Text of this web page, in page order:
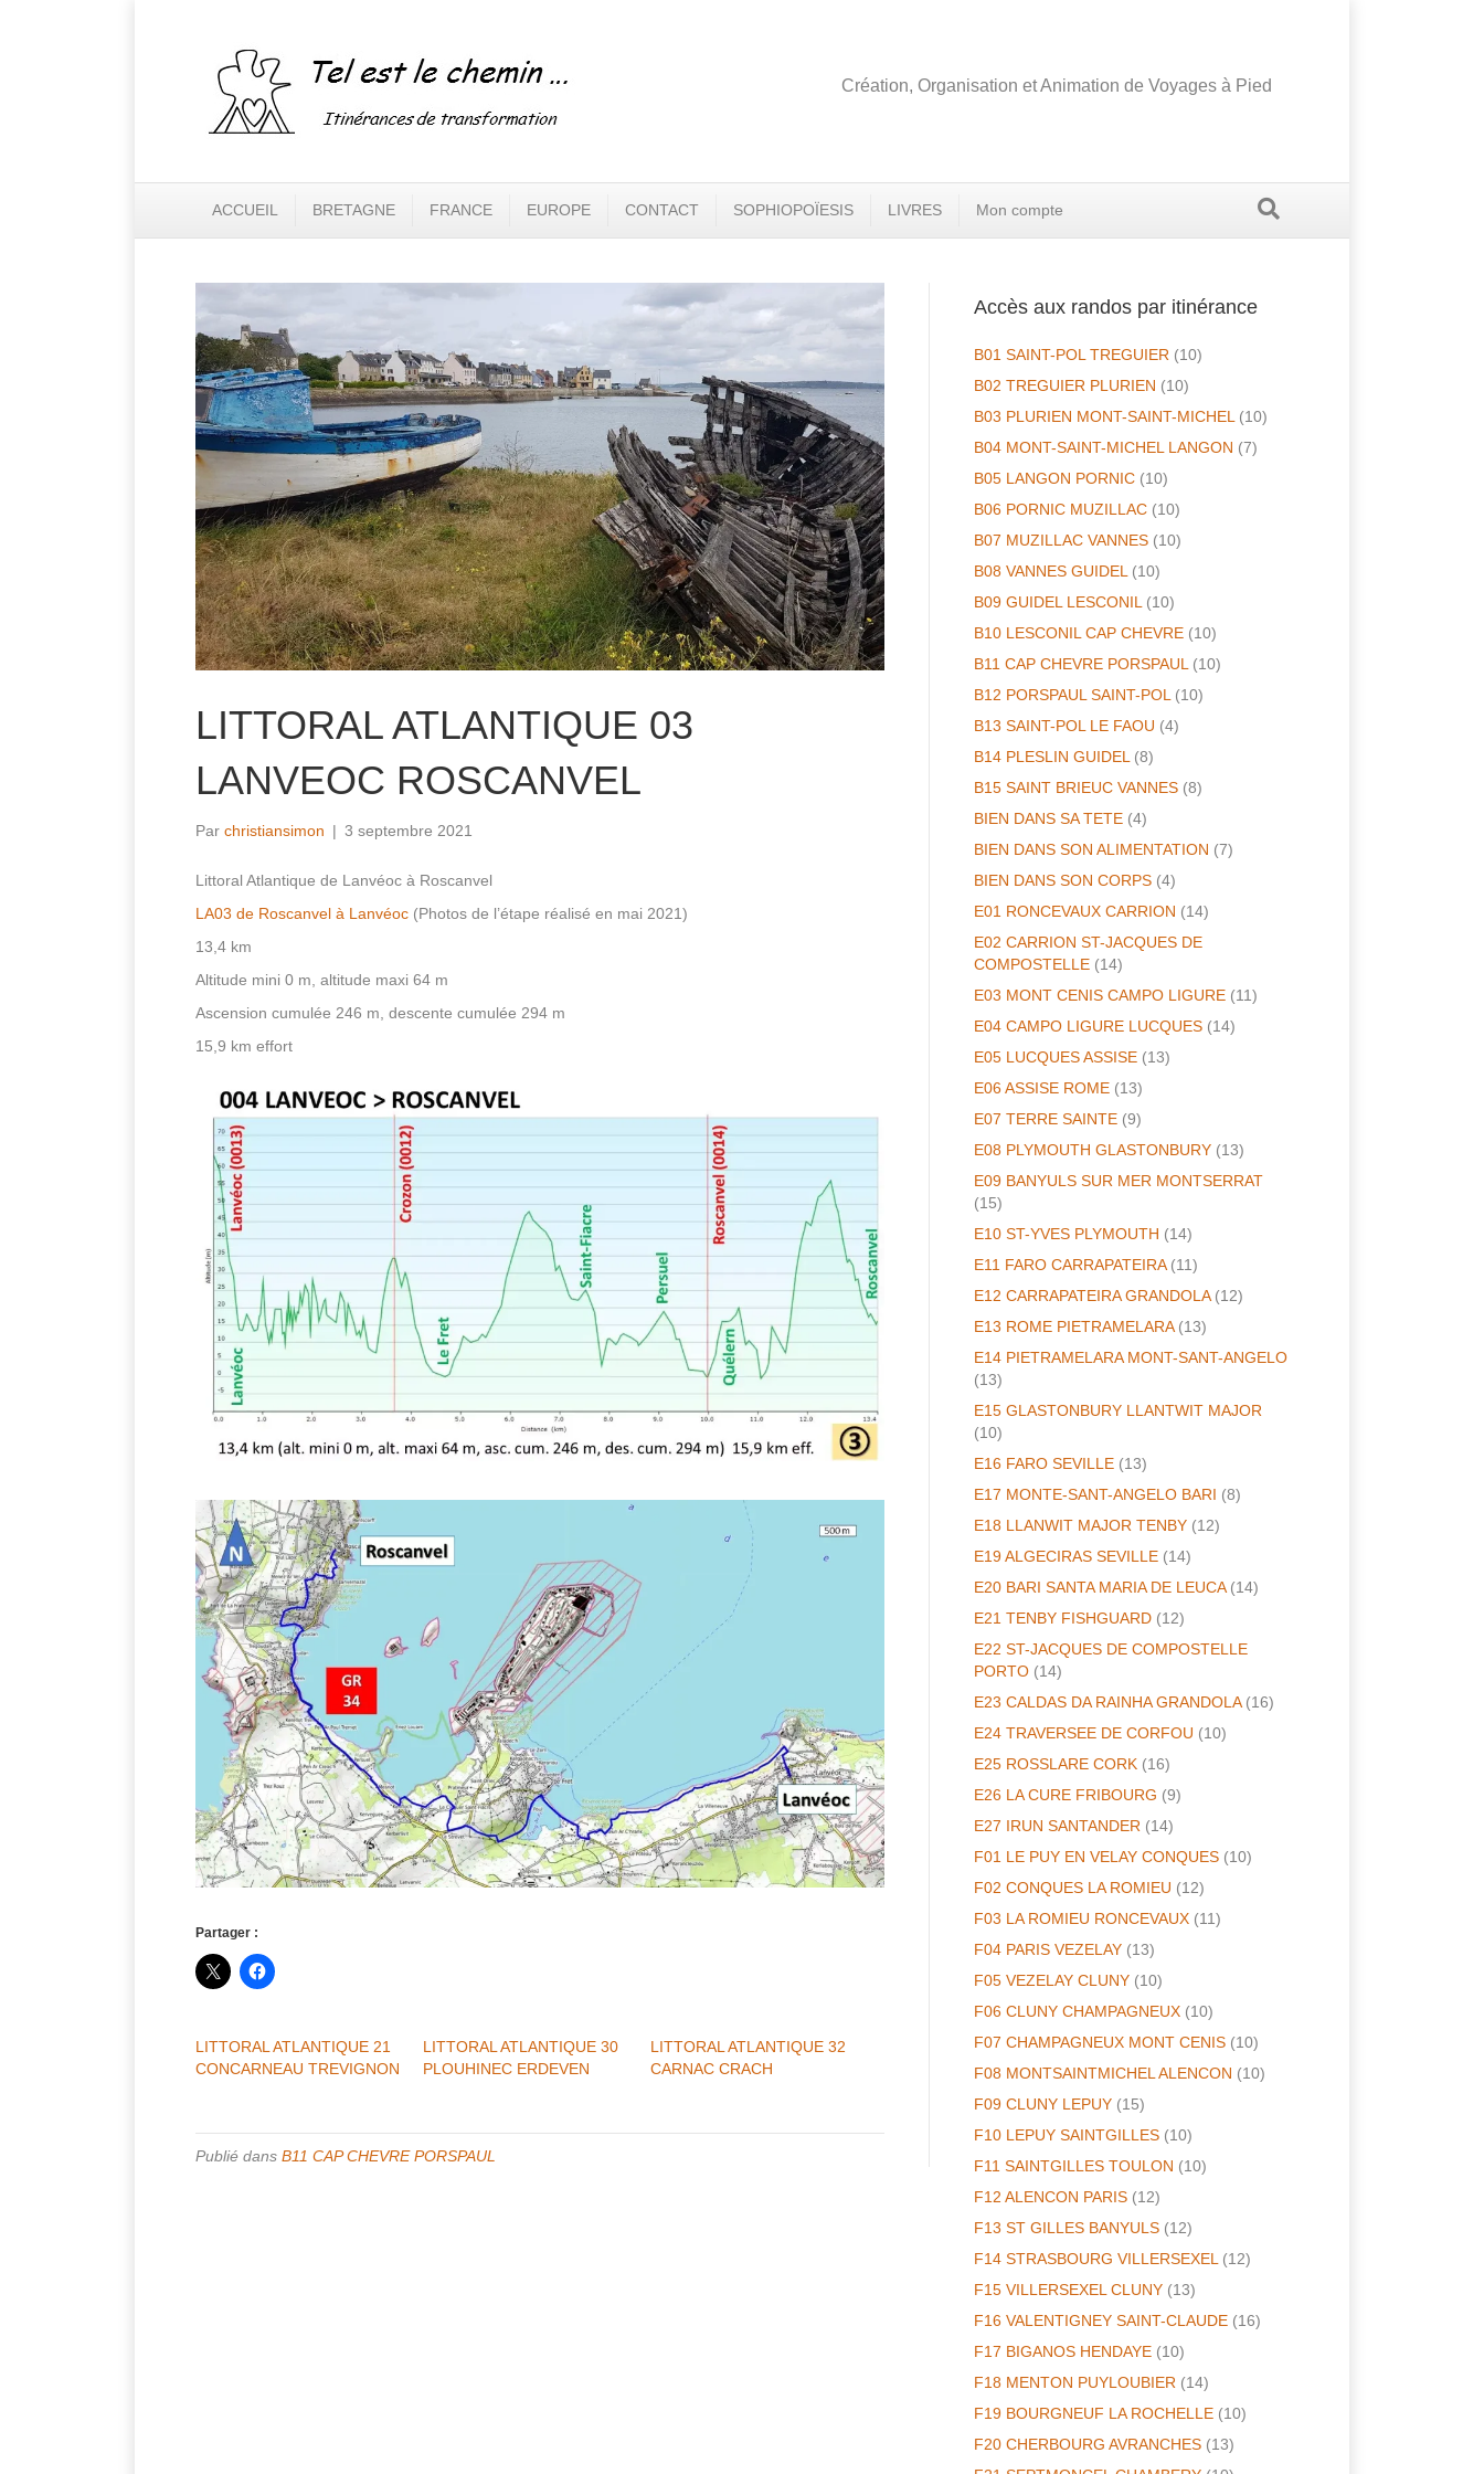
Création, Organisation et Animation de Voyages à Pied
ACCUEIL BRETAGNE FRANCE EUROPE CONTACT SOPHIOPOÏESIS LIVRES Mon compte
LITTORAL ATLANTIQUE 03
LANVEOC ROSCANVEL
Par christiansimon | 3 septembre 2021
Littoral Atlantique de Lanvéoc à Roscanvel
LA03 de Roscanvel à Lanvéoc (Photos de l’étape réalisé en mai 2021)
13,4 km
Altitude mini 0 m, altitude maxi 64 m
Ascension cumulée 246 m, descente cumulée 294 m
15,9 km effort
Partager :
LITTORAL ATLANTIQUE 21
CONCARNEAU TREVIGNON
LITTORAL ATLANTIQUE 30
PLOUHINEC ERDEVEN
LITTORAL ATLANTIQUE 32
CARNAC CRACH
Publié dans B11 CAP CHEVRE PORSPAUL
Accès aux randos par itinérance
B01 SAINT-POL TREGUIER (10)
B02 TREGUIER PLURIEN (10)
B03 PLURIEN MONT-SAINT-MICHEL (10)
B04 MONT-SAINT-MICHEL LANGON (7)
B05 LANGON PORNIC (10)
B06 PORNIC MUZILLAC (10)
B07 MUZILLAC VANNES (10)
B08 VANNES GUIDEL (10)
B09 GUIDEL LESCONIL (10)
B10 LESCONIL CAP CHEVRE (10)
B11 CAP CHEVRE PORSPAUL (10)
B12 PORSPAUL SAINT-POL (10)
B13 SAINT-POL LE FAOU (4)
B14 PLESLIN GUIDEL (8)
B15 SAINT BRIEUC VANNES (8)
BIEN DANS SA TETE (4)
BIEN DANS SON ALIMENTATION (7)
BIEN DANS SON CORPS (4)
E01 RONCEVAUX CARRION (14)
E02 CARRION ST-JACQUES DE
COMPOSTELLE (14)
E03 MONT CENIS CAMPO LIGURE (11)
E04 CAMPO LIGURE LUCQUES (14)
E05 LUCQUES ASSISE (13)
E06 ASSISE ROME (13)
E07 TERRE SAINTE (9)
E08 PLYMOUTH GLASTONBURY (13)
E09 BANYULS SUR MER MONTSERRAT
(15)
E10 ST-YVES PLYMOUTH (14)
E11 FARO CARRAPATEIRA(11)
E12 CARRAPATEIRA GRANDOLA(12)
E13 ROME PIETRAMELARA(13)
E14 PIETRAMELARA MONT-SANT-ANGELO
(13)
E15 GLASTONBURY LLANTWIT MAJOR
(10)
E16 FARO SEVILLE (13)
E17 MONTE-SANT-ANGELO BARI (8)
E18 LLANWIT MAJOR TENBY (12)
E19 ALGECIRAS SEVILLE (14)
E20 BARI SANTA MARIA DE LEUCA(14)
E21 TENBY FISHGUARD (12)
E22 ST-JACQUES DE COMPOSTELLE
PORTO (14)
E23 CALDAS DA RAINHA GRANDOLA(16)
E24 TRAVERSEE DE CORFOU (10)
E25 ROSSLARE CORK (16)
E26 LA CURE FRIBOURG (9)
E27 IRUN SANTANDER (14)
F01 LE PUY EN VELAY CONQUES (10)
F02 CONQUES LA ROMIEU (12)
F03 LA ROMIEU RONCEVAUX (11)
F04 PARIS VEZELAY (13)
F05 VEZELAY CLUNY (10)
F06 CLUNY CHAMPAGNEUX (10)
F07 CHAMPAGNEUX MONT CENIS (10)
F08 MONTSAINTMICHEL ALENCON (10)
F09 CLUNY LEPUY (15)
F10 LEPUY SAINTGILLES (10)
F11 SAINTGILLES TOULON (10)
F12 ALENCON PARIS (12)
F13 ST GILLES BANYULS (12)
F14 STRASBOURG VILLERSEXEL (12)
F15 VILLERSEXEL CLUNY (13)
F16 VALENTIGNEY SAINT-CLAUDE (16)
F17 BIGANOS HENDAYE (10)
F18 MENTON PUYLOUBIER (14)
F19 BOURGNEUF LA ROCHELLE (10)
F20 CHERBOURG AVRANCHES (13)